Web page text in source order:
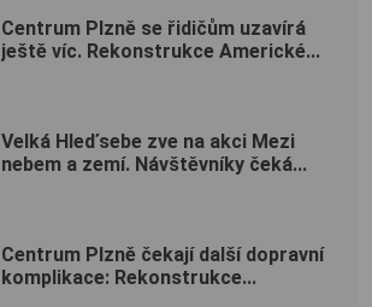
Centrum Plzně se řidičům uzavírá
ještě víc. Rekonstrukce Americké...
Velká Hleďsebe zve na akci Mezi
nebem a zemí. Návštěvníky čeká...
Centrum Plzně čekají další dopravní
komplikace: Rekonstrukce...